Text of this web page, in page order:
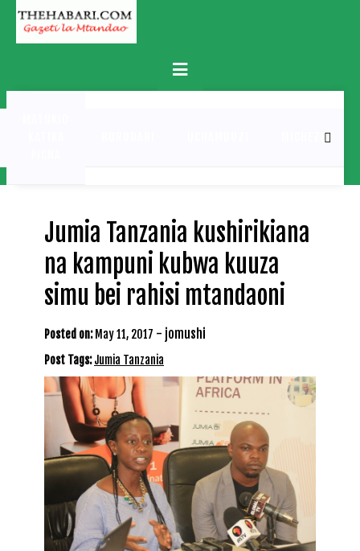
Skip
content
Primary
Menu
MICHEZO
Jumia Tanzania kushirikiana
na kampuni kubwa kuuza
simu bei rahisi mtandaoni
Posted on: May 11, 2017 - jomushi
Post Tags:Jumia Tanzania